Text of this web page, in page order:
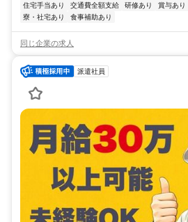
住宅手当あり 交通費全額支給 研修あり 賞与あり
寮・社宅あり
食事補助あり
同じ企業の求人
派遣社員